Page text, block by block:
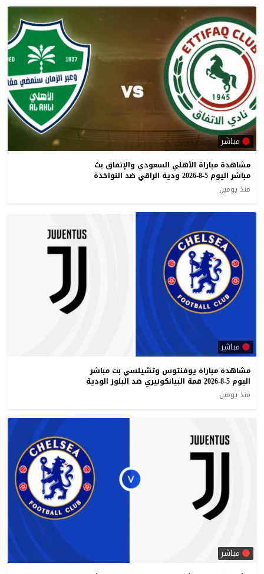
مباشر
مشاهدة مباراة الأهلي السعودي والإتفاق بث
مباشر اليوم 5-8-2026 ودية الراقي ضد النواخذة
منذ يومين
مباشر
مشاهدة مباراة يوفنتوس وتشيلسي بث مباشر
اليوم 5-8-2026 قمة البيانكونيري ضد البلوز الودية
منذ يومين
مباشر